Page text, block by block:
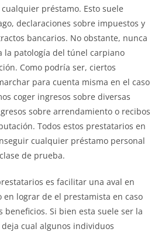
préstamo. Esto suele
declaraciones sobre impuestos y
bancarios. No obstante, nunca
la patologí­a del túnel carpiano
Como podrí­a ser, ciertos
para cuenta misma en el caso
coger ingresos sobre diversas
sobre arrendamiento o recibos
Todos estos prestatarios en
cualquier préstamo personal
de prueba.
es facilitar una aval en
en lograr de el prestamista en caso
beneficios. Si bien esta suele ser la
cual algunos individuos